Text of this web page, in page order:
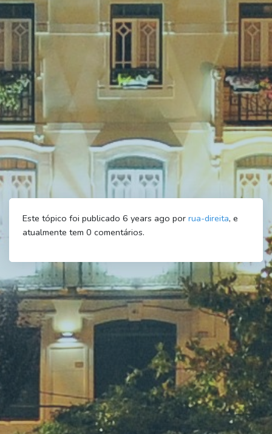
Este tópico foi publicado 6 years ago por rua-direita, e
atualmente tem 0 comentários.